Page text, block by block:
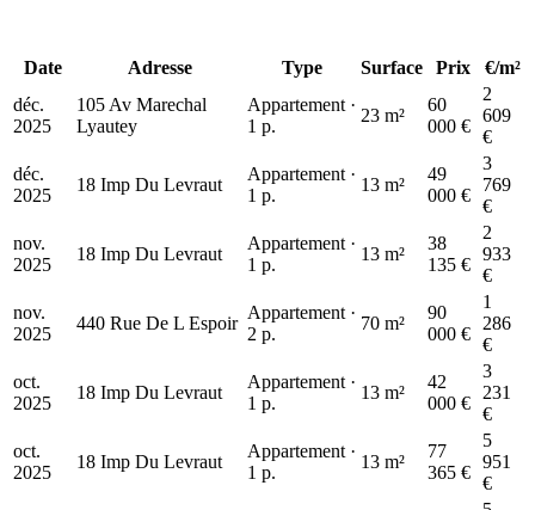
Date Adresse Type Surface Prix
€/m²
déc.
2025
105 Av Marechal
Lyautey
Appartement ·
1 p.
23 m²
60
000 €
2
609
€
déc.
2025
18 Imp Du Levraut
Appartement ·
1 p.
13 m²
49
000 €
3
769
€
nov.
2025
18 Imp Du Levraut
Appartement ·
1 p.
13 m²
38
135 €
2
933
€
nov.
2025
440 Rue De L Espoir
Appartement ·
2 p.
70 m²
90
000 €
1
286
€
oct.
2025
18 Imp Du Levraut
Appartement ·
1 p.
13 m²
42
000 €
3
231
€
oct.
2025
18 Imp Du Levraut
Appartement ·
1 p.
13 m²
77
365 €
5
951
€